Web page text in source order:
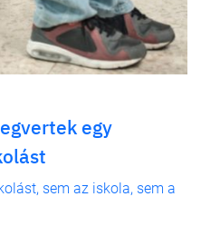
egy
sem az iskola, sem a